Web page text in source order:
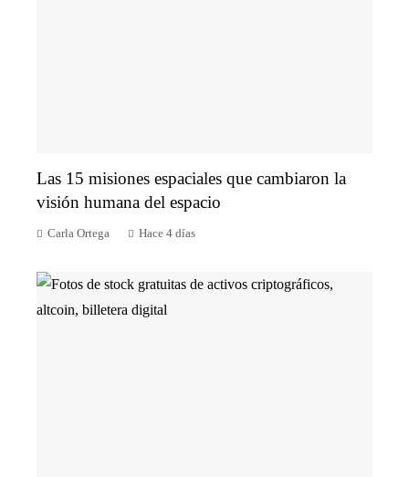
Las 15 misiones espaciales que cambiaron la
visión humana del espacio
Carla Ortega Hace 4 días